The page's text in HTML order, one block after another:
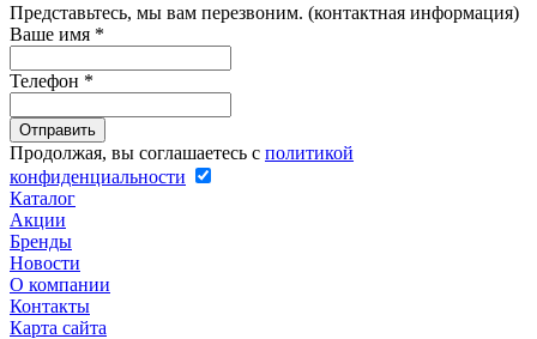
Представьтесь, мы вам перезвоним. (контактная информация)
Ваше имя *
Телефон *
Продолжая, вы соглашаетесь с политикой
конфиденциальности
Каталог
Акции
Бренды
Новости
О компании
Контакты
Карта сайта